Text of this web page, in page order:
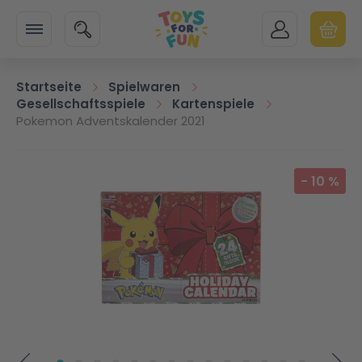
SUCHE MEIN KONTO
Startseite
Spielwaren
Gesellschaftsspiele
Kartenspiele
Pokemon Adventskalender 2021
- 10 %